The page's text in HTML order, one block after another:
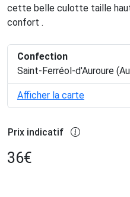
cette belle culotte taille
confort .
Confection
Saint-Ferréol-d'Auroure
Afficher la carte
Prix indicatif
36€